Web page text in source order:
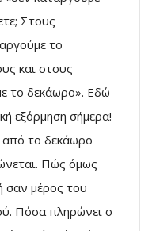
Στους
το
και στους
το δεκάωρο». Εδώ
εξόρμηση σήμερα!
από το δεκάωρο
Πώς όμως
σαν μέρος του
Πόσα πληρώνει ο